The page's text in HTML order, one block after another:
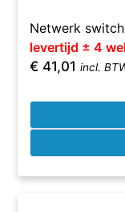
Netwerk
levertijd ± 4
€ 41,01 incl.